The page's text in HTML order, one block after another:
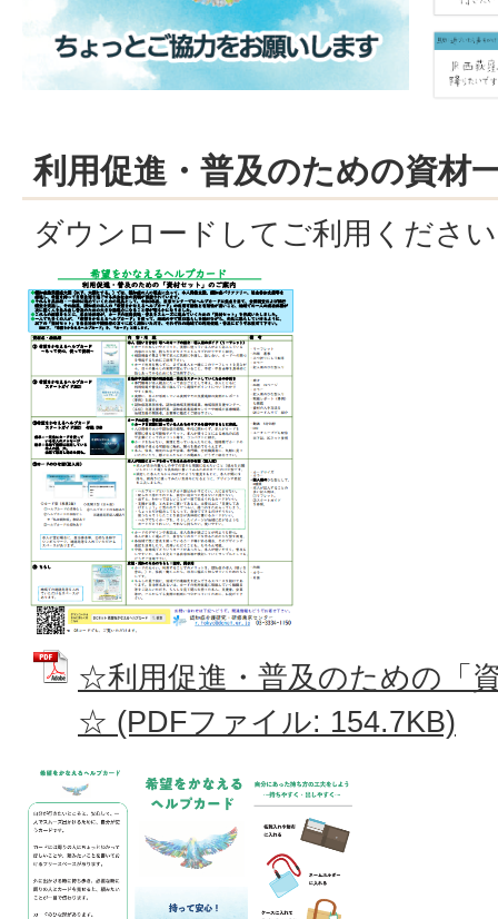
利用促進・普及のための資材
ダウンロードしてご利用ください
☆利用促進・普及のための「
☆ (PDFファイル: 154.7KB)